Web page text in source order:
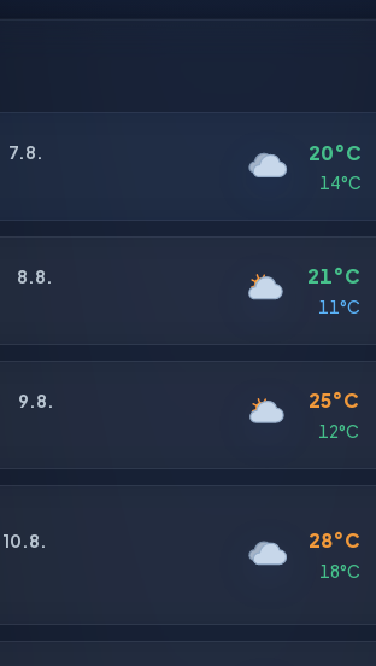
7.8.
20°C
14°C
8.8.
21°C
11°C
9.8.
25°C
12°C
10.8.
28°C
18°C